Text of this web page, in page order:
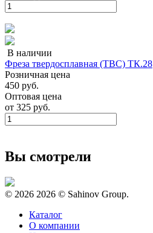
В наличии
Фреза твердосплавная (ТВС) ТК.28
Розничная цена
450 руб.
Оптовая цена
от 325 руб.
Вы смотрели
© 2026 2026 © Sahinov Group.
Каталог
О компании